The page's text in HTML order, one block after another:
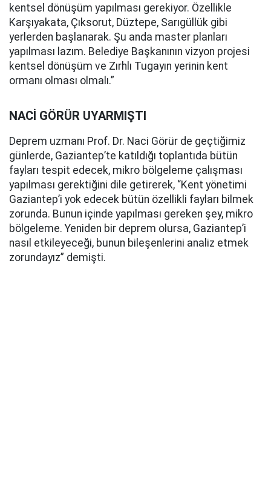
kentsel dönüşüm yapılması gerekiyor. Özellikle
Karşıyakata, Çıksorut, Düztepe, Sarıgüllük gibi
yerlerden başlanarak. Şu anda master planları
yapılması lazım. Belediye Başkanının vizyon projesi
kentsel dönüşüm ve Zırhlı Tugayın yerinin kent
ormanı olması olmalı.”
NACİ GÖRÜR UYARMIŞTI
Deprem uzmanı Prof. Dr. Naci Görür de geçtiğimiz
günlerde, Gaziantep’te katıldığı toplantıda bütün
fayları tespit edecek, mikro bölgeleme çalışması
yapılması gerektiğini dile getirerek, “Kent yönetimi
Gaziantep’i yok edecek bütün özellikli fayları bilmek
zorunda. Bunun içinde yapılması gereken şey, mikro
bölgeleme. Yeniden bir deprem olursa, Gaziantep’i
nasıl etkileyeceği, bunun bileşenlerini analiz etmek
zorundayız” demişti.